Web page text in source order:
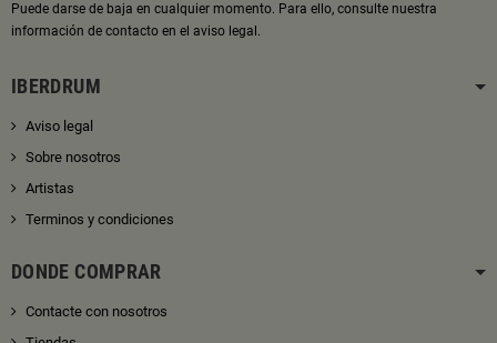
Puede darse de baja en cualquier momento. Para ello, consulte nuestra
información de contacto en el aviso legal.
IBERDRUM
Aviso legal
Sobre nosotros
Artistas
Terminos y condiciones
DONDE COMPRAR
Contacte con nosotros